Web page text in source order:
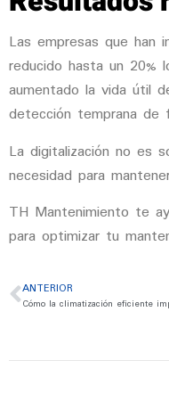
Las empresas que han
reducido hasta un 20%
aumentado la vida útil
detección temprana de
La digitalización no es
necesidad para
TH Mantenimiento te
para optimizar tu
ANTERIOR